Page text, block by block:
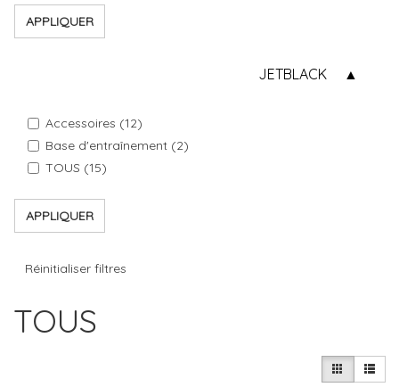
APPLIQUER
JETBLACK
Accessoires (12)
Base d'entraînement (2)
TOUS (15)
APPLIQUER
Réinitialiser filtres
TOUS